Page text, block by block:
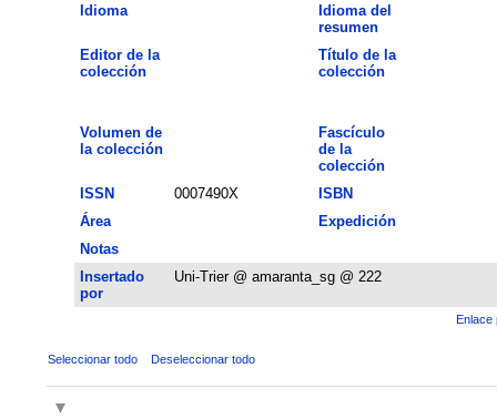
Idioma
Idioma del
resumen
Editor de la
colección
Título de la
colección
Volumen de
la colección
Fascículo
de la
colección
ISSN
0007490X
ISBN
Área
Expedición
Notas
Insertado
por
Uni-Trier @ amaranta_sg @ 222
Enlace
Seleccionar todo Deseleccionar todo